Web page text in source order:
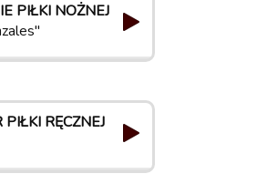
PIŁKI NOŻNEJ
RĘCZNEJ